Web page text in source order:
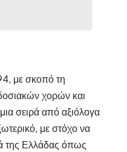
με σκοπό τη
χορών και
σειρά από αξιόλογα
με στόχο να
της Ελλάδας όπως